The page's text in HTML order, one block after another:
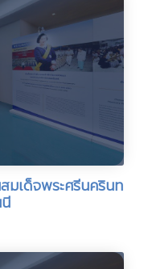
มเด็จพระศรีนครินท